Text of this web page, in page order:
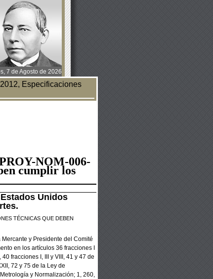
7 de Agosto de 2026
Especificaciones
NOM-006-
cumplir los
Unidos
TÉCNICAS QUE DEBEN
y Presidente del Comité
en los artículos 36 fracciones I
40 fracciones I, III y VIII, 41 y 47 de
72 y 75 de la Ley de
y Normalización;1, 260,